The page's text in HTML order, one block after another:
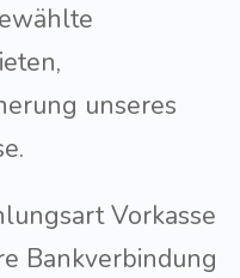
unseres
Vorkasse
Bankverbindung